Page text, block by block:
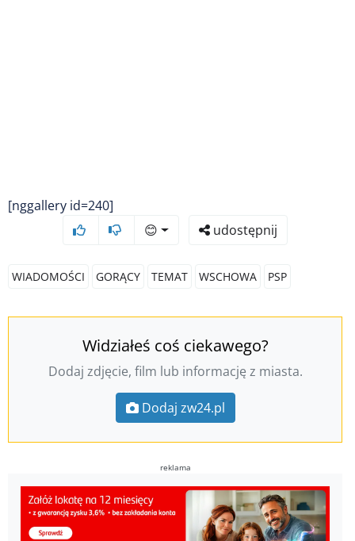
[nggallery id=240]
😊
udostępnij
WIADOMOŚCI GORĄCY TEMAT WSCHOWA PSP
Widziałeś coś ciekawego?
Dodaj zdjęcie, film lub informację z miasta.
Dodaj zw24.pl
reklama